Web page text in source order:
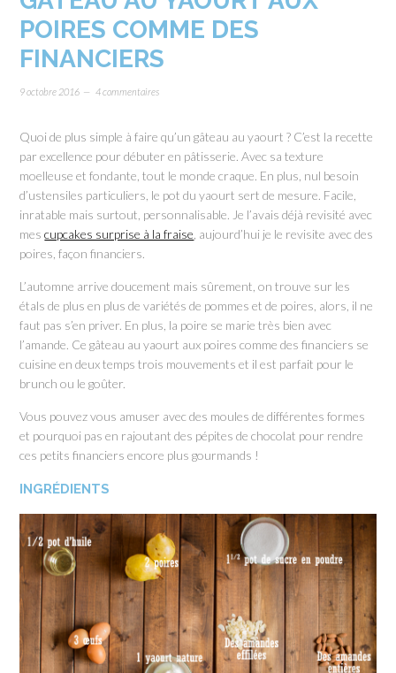
POIRES COMME DES
FINANCIERS
9 octobre 2016 4 commentaires
Quoi de plus simple à faire qu’un gâteau au yaourt ? C’est la recette
par excellence pour débuter en pâtisserie. Avec sa texture
moelleuse et fondante, tout le monde craque. En plus, nul besoin
d’ustensiles particuliers, le pot du yaourt sert de mesure. Facile,
inratable mais surtout, personnalisable. Je l’avais déjà revisité avec
mescupcakes surprise à la fraise , aujourd’hui je le revisite avec des
poires, façon financiers.
L’automne arrive doucement mais sûrement, on trouve sur les
étals de plus en plus de variétés de pommes et de poires, alors, il ne
faut pas s’en priver. En plus, la poire se marie très bien avec
l’amande. Ce gâteau au yaourt aux poires comme des financiers se
cuisine en deux temps trois mouvements et il est parfait pour le
brunch ou le goûter.
Vous pouvez vous amuser avec des moules de différentes formes
et pourquoi pas en rajoutant des pépites de chocolat pour rendre
ces petits financiers encore plus gourmands !
INGRÉDIENTS